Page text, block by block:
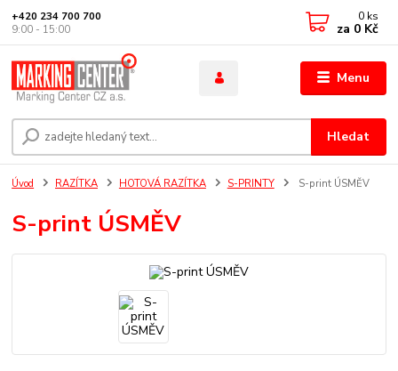
Menu
Hledat
+420 234 700 700
9:00 - 15:00
0 ks
za 0 Kč
Úvod RAZÍTKA HOTOVÁ RAZÍTKA S-PRINTY S-print ÚSMĚV
S-print ÚSMĚV